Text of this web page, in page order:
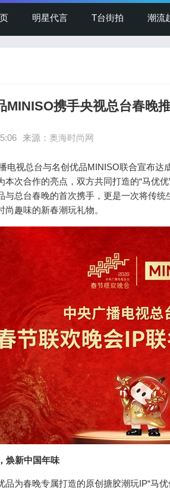
明星代言 T台街拍 潮流
MINISO携手央视总台春晚
来源： 奥海时尚网
视总台与名创优品MINISO联合宣布达
本次合作的亮点，双方共同打造的“马优
与总台春晚的首次携手，更是一次将传
趣味的新春潮玩礼物。
焕新中国年味
春晚专属打造的原创搪胶潮玩IP“马优